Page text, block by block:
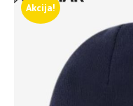
Akcija!